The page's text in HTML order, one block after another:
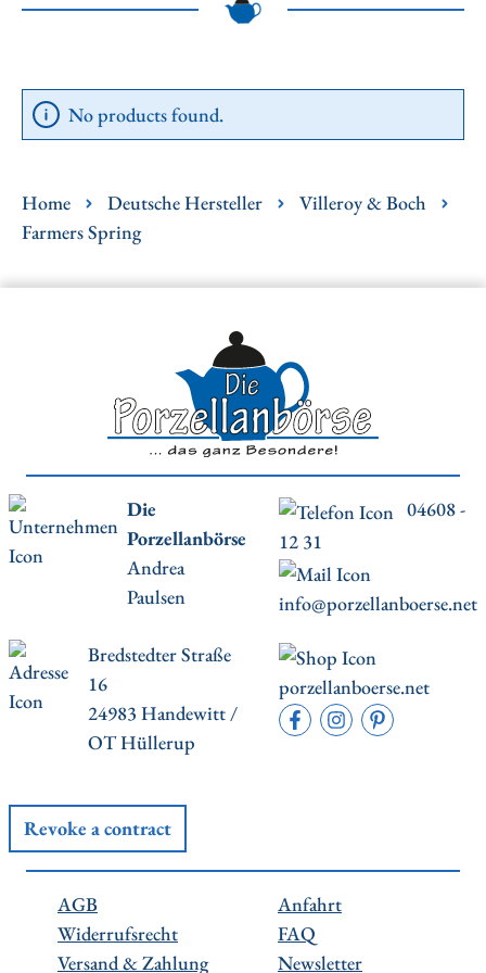
No products found.
Home Deutsche Hersteller
Villeroy & Boch
Farmers Spring
Die
Porzellanbörse
Andrea
Paulsen
04608 -
12 31
info@porzellanboerse.net
Bredstedter Straße
16
24983 Handewitt /
OT Hüllerup
porzellanboerse.net
Revoke a contract
AGB
Widerrufsrecht
Versand & Zahlung
Anfahrt
FAQ
Newsletter